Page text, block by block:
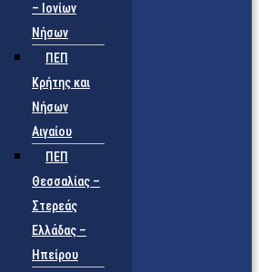
– Ιονίων
Νήσων
ΠΕΠ
Κρήτης και
Νήσων
Αιγαίου
ΠΕΠ
Θεσσαλίας –
Στερεάς
Ελλάδας –
Ηπείρου